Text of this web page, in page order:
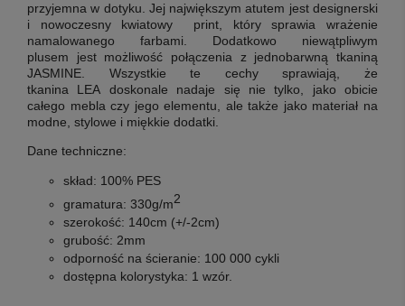
przyjemna w dotyku. Jej największym atutem jest designerski
i nowoczesny kwiatowy print, który sprawia wrażenie
namalowanego farbami. Dodatkowo niewątpliwym
plusem jest możliwość połączenia z jednobarwną tkaniną
JASMINE. Wszystkie te cechy sprawiają, że
tkanina LEA doskonale nadaje się nie tylko, jako obicie
całego mebla czy jego elementu, ale także jako materiał na
modne, stylowe i miękkie dodatki.
Dane techniczne:
skład: 100% PES
gramatura: 330g/m2
szerokość: 140cm (+/-2cm)
grubość: 2mm
odporność na ścieranie: 100 000 cykli
dostępna kolorystyka: 1 wzór.